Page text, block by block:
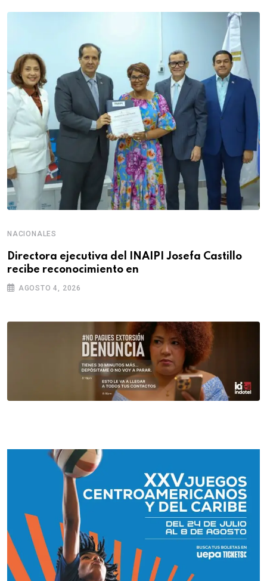
NACIONALES
Directora ejecutiva del INAIPI Josefa Castillo
recibe reconocimiento en
AGOSTO 4, 2026